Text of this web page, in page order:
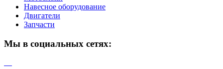
Навесное оборудование
Двигатели
Запчасти
Мы в социальных сетях: